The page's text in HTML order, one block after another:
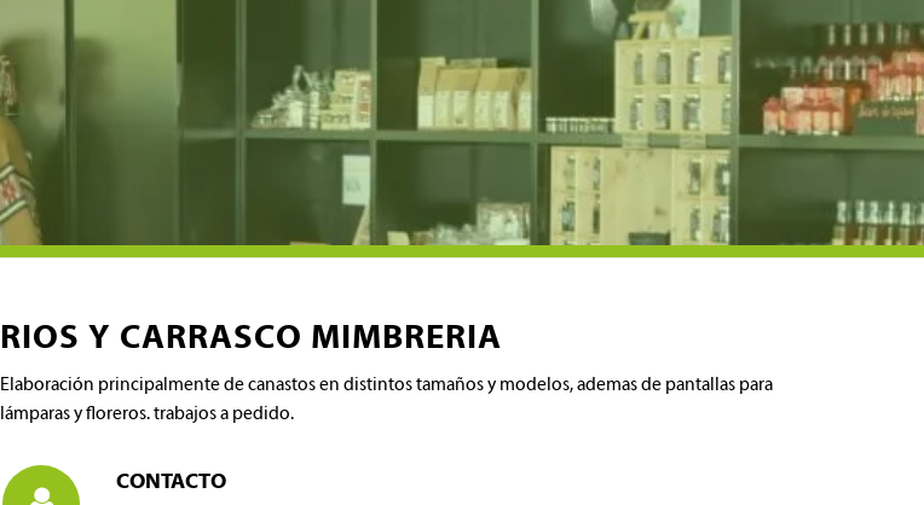
RIOS Y CARRASCO MIMBRERIA
Elaboración principalmente de canastos en distintos tamaños y modelos, ademas de pantallas para
lámparas y floreros. trabajos a pedido.
CONTACTO